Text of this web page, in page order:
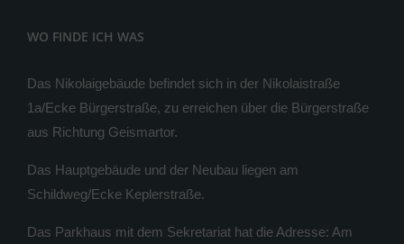
WO FINDE ICH WAS
Das Nikolaigebäude befindet sich in der Nikolaistraße
1a/Ecke Bürgerstraße, zu erreichen über die Bürgerstraße
aus Richtung Geismartor.
Das Hauptgebäude und der Neubau liegen am
Schildweg/Ecke Keplerstraße.
Das Parkhaus mit dem Sekretariat hat die Adresse: Am